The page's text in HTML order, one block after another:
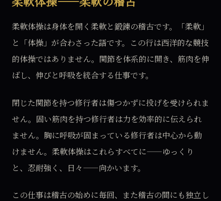
柔軟体操は身体を開く柔軟と鍛錬の稽古です。「柔軟」
と「体操」が合わさった語です。この行は西洋的な競技
的体操ではありません。関節を体系的に開き、筋肉を伸
ばし、伸びと呼吸を統合する仕事です。
閉じた関節を持つ修行者は傷つかずに投げを受けられま
せん。固い筋肉を持つ修行者は力を効率的に伝えられ
ません。胸に呼吸が固まっている修行者は中心から動
けません。柔軟体操はこれらすべてに——ゆっくり
と、忍耐強く、日々——向かいます。
この仕事は稽古の始めに毎回、また稽古の間にも独立し